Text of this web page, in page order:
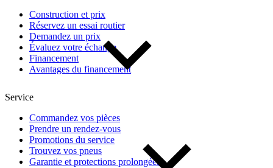
Construction et prix
Réservez un essai routier
Demandez un prix
Évaluez votre échange
Financement
Avantages du financement
Service
Commandez vos pièces
Prendre un rendez-vous
Promotions du service
Trouvez vos pneus
Garantie et protections prolongées